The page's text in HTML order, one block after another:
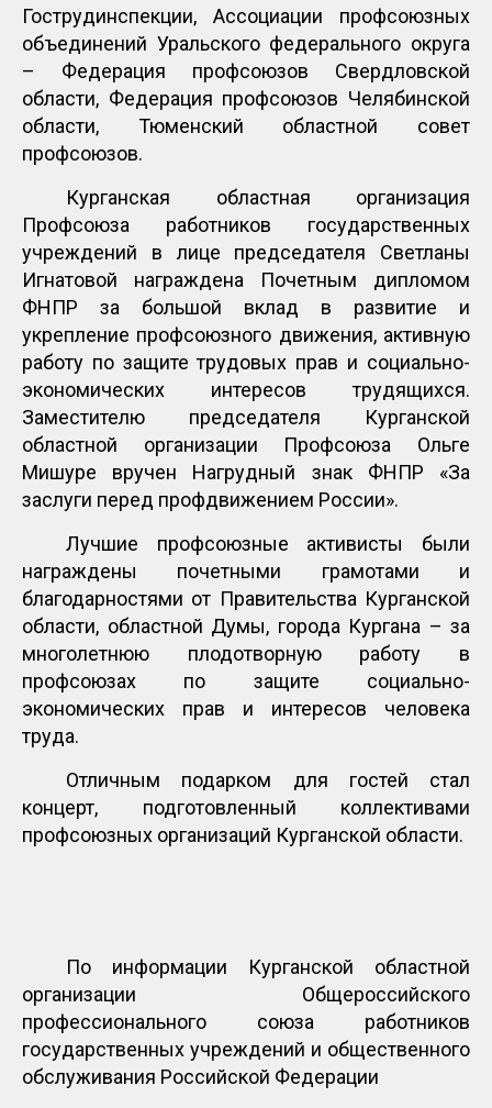
Гострудинспекции, Ассоциации профсоюзных
объединений Уральского федерального округа
– Федерация профсоюзов Свердловской
области, Федерация профсоюзов Челябинской
области, Тюменский областной совет
профсоюзов.
Курганская областная организация
Профсоюза работников государственных
учреждений в лице председателя Светланы
Игнатовой награждена Почетным дипломом
ФНПР за большой вклад в развитие и
укрепление профсоюзного движения, активную
работу по защите трудовых прав и социально-
экономических интересов трудящихся.
Заместителю председателя Курганской
областной организации Профсоюза Ольге
Мишуре вручен Нагрудный знак ФНПР «За
заслуги перед профдвижением России».
Лучшие профсоюзные активисты были
награждены почетными грамотами и
благодарностями от Правительства Курганской
области, областной Думы, города Кургана – за
многолетнюю плодотворную работу в
профсоюзах по защите социально-
экономических прав и интересов человека
труда.
Отличным подарком для гостей стал
концерт, подготовленный коллективами
профсоюзных организаций Курганской области.
По информации Курганской областной
организации Общероссийского
профессионального союза работников
государственных учреждений и общественного
обслуживания Российской Федерации